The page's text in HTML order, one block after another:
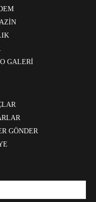
GALERİ
GÖNDER